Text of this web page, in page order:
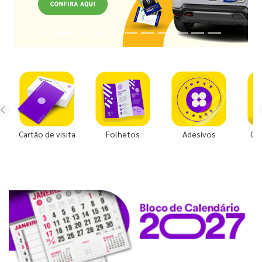
Cartão de visita Folhetos Adesivos